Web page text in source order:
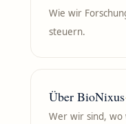
Wie wir
steuern.
Über BioNixus
Wer wir sind,